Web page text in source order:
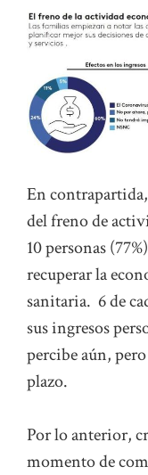
En
del freno de
10 personas
recuperar la
sanitaria. 6 de
sus ingresos
percibe aún,
plazo.
Por lo anterior,
momento de